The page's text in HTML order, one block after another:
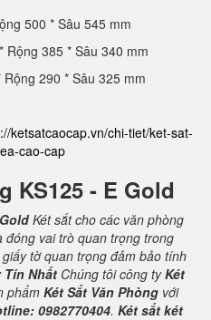
500 * Sâu 545 mm
Rộng 385 * Sâu 340 mm
290 * Sâu 325 mm
ketsatcaocap.vn/chi-tiet/ket-sat-
cao-cap
KS125 - E Gold
Két sắt cho các văn phòng
vai trò quan trọng trong
tờ quan trọng đảm bảo tính
Tín Nhất Chúng tôi công tyKét
phẩm Két Sắt Văn Phòng với
0982770404. Két sắt két